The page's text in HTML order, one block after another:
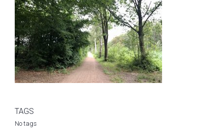
TAGS
No tags